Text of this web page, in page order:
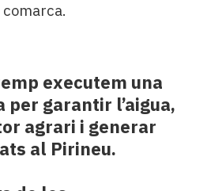
executem una
garantir l’aigua,
agrari i generar
al Pirineu.